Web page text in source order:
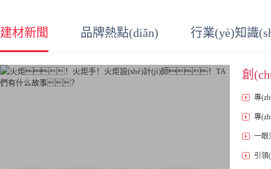
建材新聞 品牌熱點(diǎn) 行業(yè)知識
專
專
一
引領